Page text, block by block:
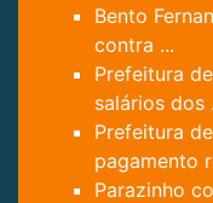
Bento
contra ...
Prefeitura
salários dos
Prefeitura
pagamento
Parazinho